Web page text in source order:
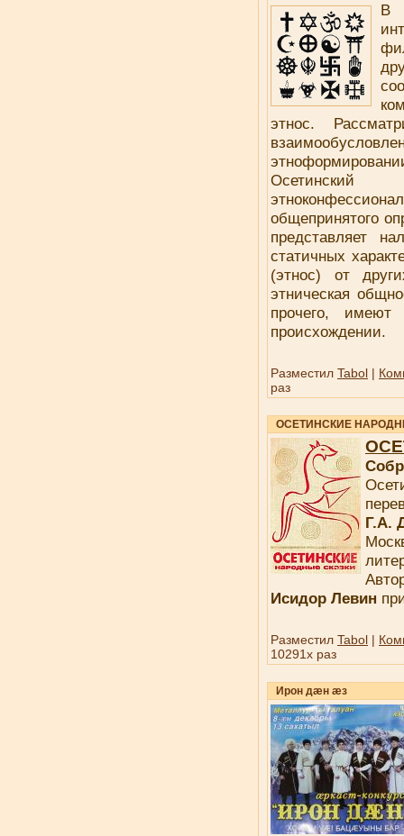
В
этнос.
Осетинский
общепринятого
представляет
статичных
(этнос) от
этническая
прочего,
происхождении.
Разместил Tabol |
раз
ОСЕТИНСКИЕ
Г.А.
Исидор Левин
Разместил Tabol |
10291x раз
Ирон дæн æз